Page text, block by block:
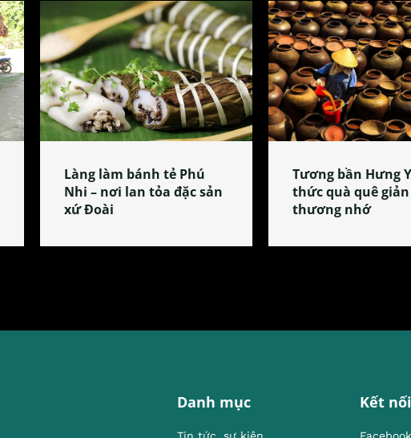
Làng làm bánh tẻ Phú
Nhi – nơi lan tỏa đặc sản
xứ Đoài
Tương bần Hưng
thức quà quê
thương nhớ
Danh mục Kết